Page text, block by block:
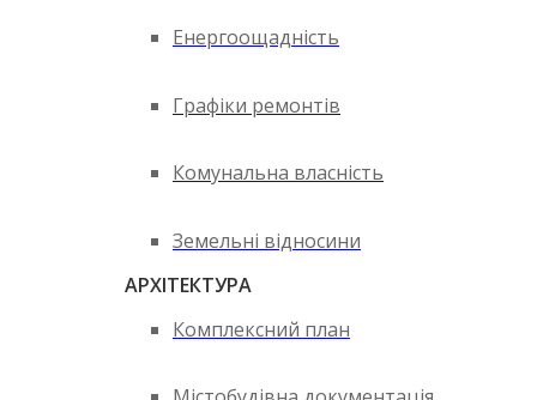
Енергоощадність
Графіки ремонтів
Комунальна власність
Земельні відносини
АРХІТЕКТУРА
Комплексний план